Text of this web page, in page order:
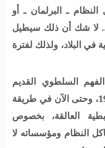
ـ البرلمان ـ أو
لا شك أن ذلك سيطيل
في البلاد، ولذلك لفترة
السلطوي القديم
والمستمر منذ 23 يوليو 1952، وحتى الآن في طريقة
العالقة، بخصوص
النظام ومؤسساته لا